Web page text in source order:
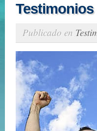
Testimonios
Publicado en